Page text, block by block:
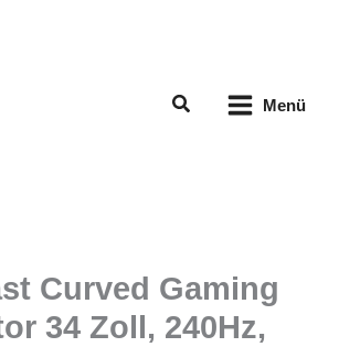
Suchen Menü
Curved Gaming
34 Zoll, 240Hz,